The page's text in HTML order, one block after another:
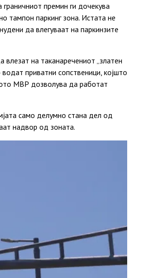
премин ги дочекува
тампон паркинг зона. Истата не
да влегуваат на паркинзите
на таканаречениот „златен
водат приватни сопственици, којшто
МВР дозволува да работат
само делумно стана дел од
надвор од зоната.